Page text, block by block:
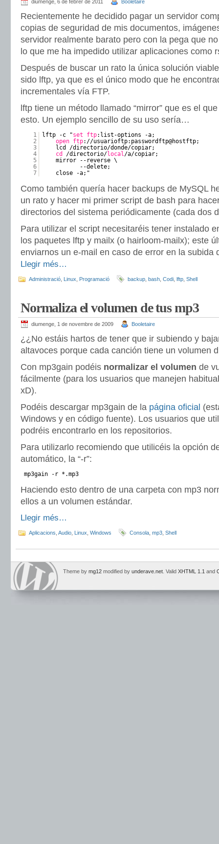
diumenge, 6 de febrer de 2011 Booletaire
Recientemente he decidido pagar un servidor
copias de seguridad de mis documentos,
servidor realmente barato pero con la pega que
lo que me ha impedido utilizar aplicaciones como
Después de buscar un rato la única solución
sido lftp, ya que es el único modo que he
incrementales vía FTP.
lftp tiene un método llamado “mirror” que es el
esto. Un ejemplo sencillo de su uso sería…
1 lftp -c "set ftp:list-options -a;
2
open ftp://usuarioftp:passwordftp@hostftp;
3
lcd /directorio/donde/copiar;
4
cd /directorio/local/a/copiar;
5
mirror --reverse \
6
--delete;
7
close -a;"
Como también quería hacer backups de MySQL
un rato y hacer mi primer script de bash para
directorios del sistema periódicamente (cada dos
Para utilizar el script necesitaréis tener instalado
los paquetes lftp y mailx (o hairloom-mailx); este
enviarnos un e-mail en caso de error en la subida
Llegir més…
Administració Linux Programació backup bash Codi lftp Shell
Normaliza el volumen de tus mp3
diumenge, 1 de novembre de 2009 Booletaire
¿¿No estáis hartos de tener que ir subiendo y
altavoces porque cada canción tiene un volumen
Con mp3gain podéis normalizar el volumen de
fácilmente (para los usuarios que manejen
xD).
Podéis descargar mp3gain de la página oficial
Windows y en código fuente). Los usuarios que
podréis encontrarlo en los repositorios.
Para utilizarlo recomiendo que utilicéis la opción
automático, la “-r”:
mp3gain -r *.mp3
Haciendo esto dentro de una carpeta con mp3
ellos a un volumen estándar.
Llegir més…
Aplicacions Audio Linux Windows Consola mp3 Shell
Theme by mg12 modified by underave.net . Valid XHTML 1.1 and